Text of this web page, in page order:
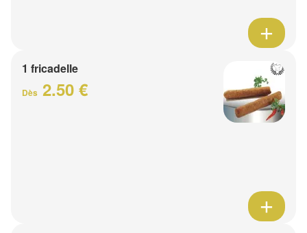
1 fricadelle
Dès 2.50 €